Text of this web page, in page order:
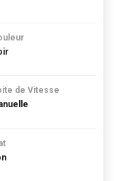
de Vitesse